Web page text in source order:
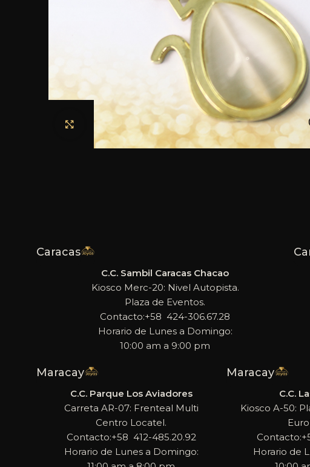
Haga clic para ampliar
Caracas
C.C. Sambil Caracas Chacao
Kiosco Merc-20: Nivel Autopista.
Plaza de Eventos.
Contacto:+58 424-306.67.28
Horario de Lunes a Domingo:
10:00 am a 9:00 pm
Maracay
C.C. Parque Los Aviadores
Carreta AR-07: Frenteal Multi
Centro Locatel.
Contacto:+58 412-485.20.92
Horario de Lunes a Domingo:
Maracay
C.C.
Kiosco A-50:
Horario de